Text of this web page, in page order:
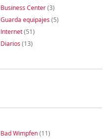
Business Center(3)
Guarda equipajes (5)
Internet(51)
Diarios (13)
Bad Wimpfen(11)